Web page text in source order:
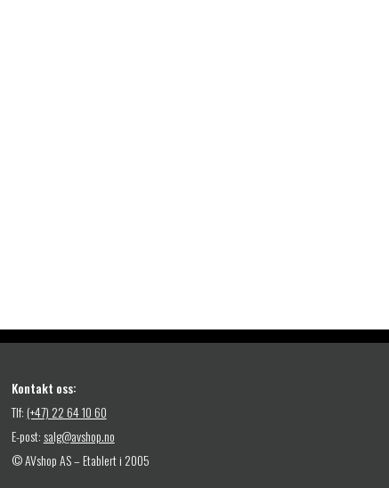
Kontakt oss:
Tlf: (+47) 22 64 10 60
E-post: salg@avshop.no
© AVshop AS – Etablert i 2005